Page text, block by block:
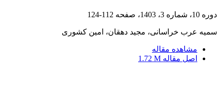
دوره 10، شماره 3، 1403، صفحه 112-124
سمیه عرب خراسانی، مجید دهقان، امین کشوری
مشاهده مقاله
اصل مقاله 1.72 M